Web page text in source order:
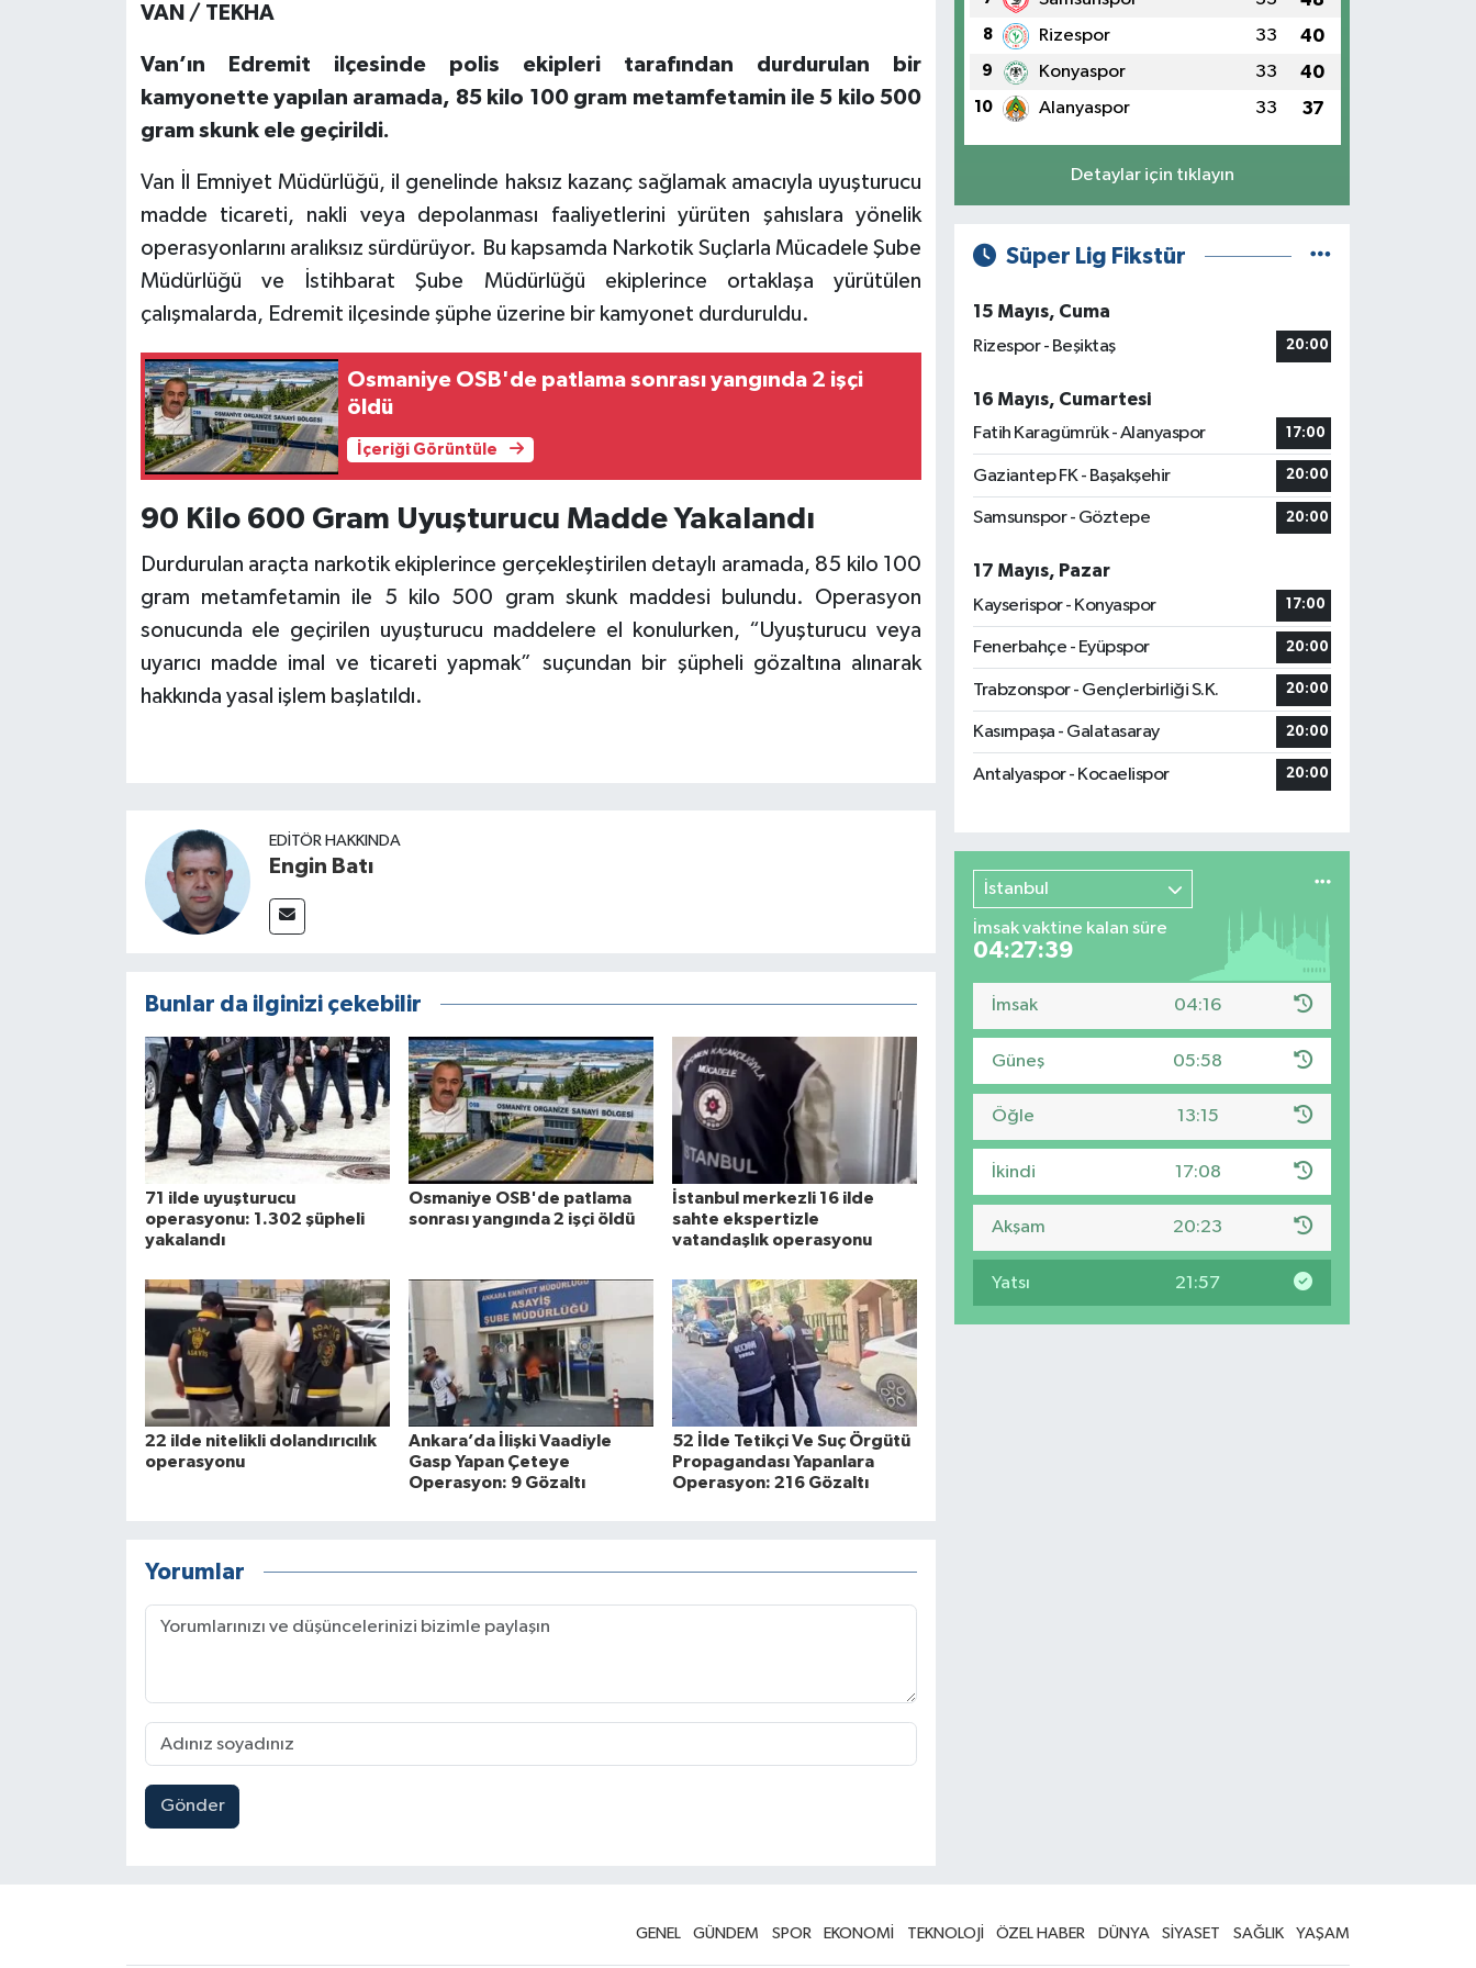
VAN / TEKHA
Van’ın Edremit ilçesinde polis ekipleri tarafından durdurulan bir
kamyonette yapılan aramada, 85 kilo 100 gram metamfetamin ile 5 kilo 500
gram skunk ele geçirildi.
Van İl Emniyet Müdürlüğü, il genelinde haksız kazanç sağlamak amacıyla uyuşturucu
madde ticareti, nakli veya depolanması faaliyetlerini yürüten şahıslara yönelik
operasyonlarını aralıksız sürdürüyor. Bu kapsamda Narkotik Suçlarla Mücadele Şube
Müdürlüğü ve İstihbarat Şube Müdürlüğü ekiplerince ortaklaşa yürütülen
çalışmalarda, Edremit ilçesinde şüphe üzerine bir kamyonet durduruldu.
Osmaniye OSB'de patlama sonrası yangında 2 işçi
öldü
İçeriği Görüntüle
90 Kilo 600 Gram Uyuşturucu Madde Yakalandı
Durdurulan araçta narkotik ekiplerince gerçekleştirilen detaylı aramada, 85 kilo 100
gram metamfetamin ile 5 kilo 500 gram skunk maddesi bulundu. Operasyon
sonucunda ele geçirilen uyuşturucu maddelere el konulurken, “Uyuşturucu veya
uyarıcı madde imal ve ticareti yapmak” suçundan bir şüpheli gözaltına alınarak
hakkında yasal işlem başlatıldı.
EDITÖR HAKKINDA
Engin Batı
Bunlar da ilginizi çekebilir
71 ilde uyuşturucu
operasyonu: 1.302 şüpheli
yakalandı
Osmaniye OSB'de patlama
sonrası yangında 2 işçi öldü
İstanbul merkezli 16 ilde
sahte ekspertizle
vatandaşlık operasyonu
22 ilde nitelikli dolandırıcılık
operasyonu
Ankara’da İlişki Vaadiyle
Gasp Yapan Çeteye
Operasyon: 9 Gözaltı
52 İlde Tetikçi Ve Suç Örgütü
Propagandası Yapanlara
Operasyon: 216 Gözaltı
Yorumlar
Gönder
8 Rizespor 33 40
9 Konyaspor 33 40
10 Alanyaspor 33 37
Detaylar için tıklayın
Süper Lig Fikstür
15 Mayıs, Cuma
Rizespor - Beşiktaş
20:00
16 Mayıs, Cumartesi
Fatih Karagümrük - Alanyaspor
17:00
Gaziantep FK - Başakşehir 20:00
Samsunspor - Göztepe 20:00
17 Mayıs, Pazar
Kayserispor - Konyaspor
17:00
Fenerbahçe - Eyüpspor 20:00
Trabzonspor - Gençlerbirliği S.K. 20:00
Kasımpaşa - Galatasaray 20:00
Antalyaspor - Kocaelispor 20:00
İstanbul
İmsak vaktine kalan süre
04:27:38
İmsak 04:16
Güneş 05:58
Öğle 13:15
İkindi 17:08
Akşam 20:23
Yatsı 21:57
GENEL GÜNDEM SPOR EKONOMİ TEKNOLOJİ ÖZEL HABER DÜNYA SİYASET SAĞLIK YAŞAM